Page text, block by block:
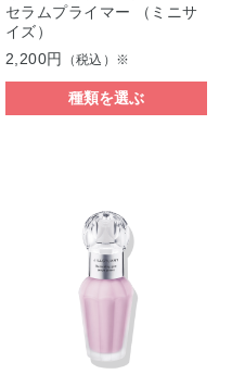
セラムプライマー （ミニサ
イズ）
2,200円
（税込）※
種類を選ぶ